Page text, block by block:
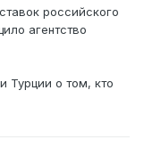
российского
агентство
Турции о том, кто